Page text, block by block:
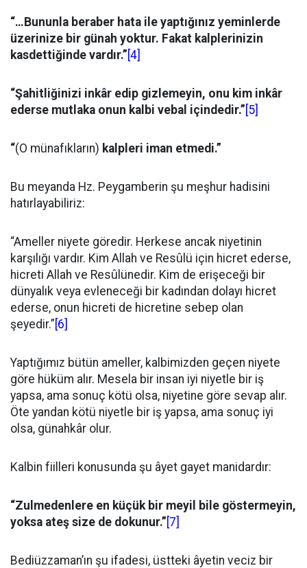
“…Bununla beraber hata ile yaptığınız yeminlerde
üzerinize bir günah yoktur. Fakat kalplerinizin
kasdettiğinde vardır.” [4]
“Şahitliğinizi inkâr edip gizlemeyin, onu kim inkâr
ederse mutlaka onun kalbi vebal içindedir.” [5]
“(O münafıkların) kalpleri iman etmedi.”
Bu meyanda Hz. Peygamberin şu meşhur hadisini
hatırlayabiliriz:
“Ameller niyete göredir. Herkese ancak niyetinin
karşılığı vardır. Kim Allah ve Resûlü için hicret ederse,
hicreti Allah ve Resûlünedir. Kim de erişeceği bir
dünyalık veya evleneceği bir kadından dolayı hicret
ederse, onun hicreti de hicretine sebep olan
şeyedir.” [6]
Yaptığımız bütün ameller, kalbimizden geçen niyete
göre hüküm alır. Mesela bir insan iyi niyetle bir iş
yapsa, ama sonuç kötü olsa, niyetine göre sevap alır.
Öte yandan kötü niyetle bir iş yapsa, ama sonuç iyi
olsa, günahkâr olur.
Kalbin fiilleri konusunda şu âyet gayet manidardır:
“Zulmedenlere en küçük bir meyil bile göstermeyin,
yoksa ateş size de dokunur.” [7]
Bediüzzaman’ın şu ifadesi, üstteki âyetin veciz bir